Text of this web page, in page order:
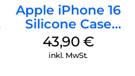
Apple iPhone 16
Silicone Case
MagSafe Plum
43,90 €
inkl. MwSt.